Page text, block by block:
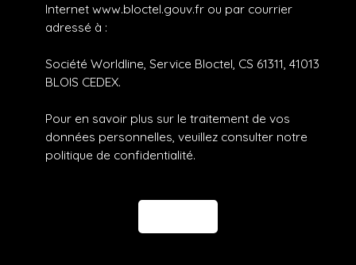
Internet www.bloctel.gouv.fr ou par courrier
adressé à :
Société Worldline, Service Bloctel, CS 61311, 41013
BLOIS CEDEX.
Pour en savoir plus sur le traitement de vos
données personnelles, veuillez consulter notre
politique de confidentialité.